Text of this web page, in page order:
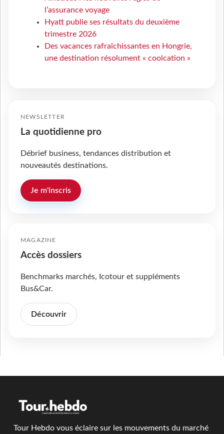
l’assurance voyage
Hyatt publie ses résultats du deuxième
trimestre 2026
Des vacances rafraîchissantes en Hongrie,
une destination résolument « coolcation »
NEWSLETTER
La quotidienne pro
Débrief business, tendances distribution et
nouveautés destinations.
Je m'inscris
MAGAZINE
Accès dossiers
Benchmarks marchés, Icotour et suppléments
Bus&Car.
Découvrir
Tour Hebdo vous éclaire sur les mouvements du marché